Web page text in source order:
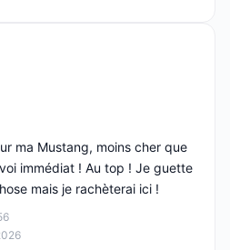
ma Mustang, moins cher que
immédiat ! Au top ! Je guette
mais je rachèterai ici !